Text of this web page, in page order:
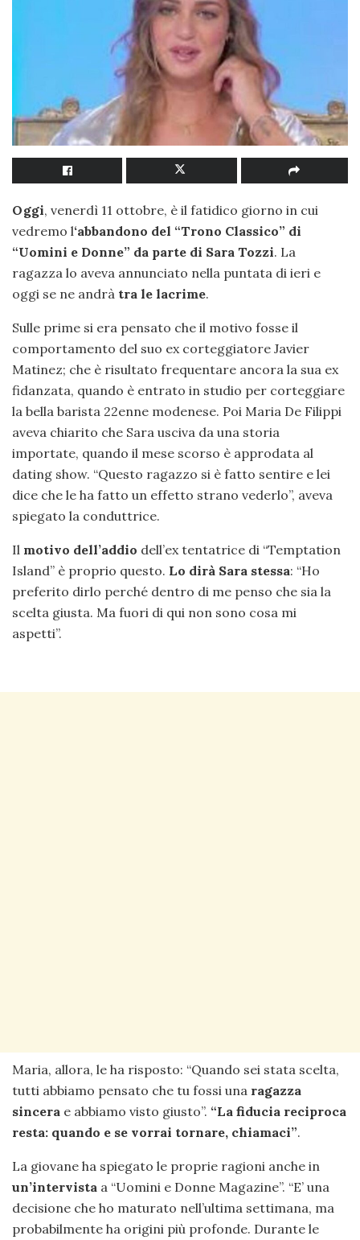
Oggi, venerdì 11 ottobre, è il fatidico giorno in cui
vedremo l‘abbandono del “Trono Classico” di
“Uomini e Donne” da parte di Sara Tozzi. La
ragazza lo aveva annunciato nella puntata di ieri e
oggi se ne andrà tra le lacrime.
Sulle prime si era pensato che il motivo fosse il
comportamento del suo ex corteggiatore Javier
Matinez; che è risultato frequentare ancora la sua ex
fidanzata, quando è entrato in studio per corteggiare
la bella barista 22enne modenese. Poi Maria De Filippi
aveva chiarito che Sara usciva da una storia
importate, quando il mese scorso è approdata al
dating show. “Questo ragazzo si è fatto sentire e lei
dice che le ha fatto un effetto strano vederlo”, aveva
spiegato la conduttrice.
Il motivo dell’addio dell’ex tentatrice di “Temptation
Island” è proprio questo. Lo dirà Sara stessa: “Ho
preferito dirlo perché dentro di me penso che sia la
scelta giusta. Ma fuori di qui non sono cosa mi
aspetti”.
Maria, allora, le ha risposto: “Quando sei stata scelta,
tutti abbiamo pensato che tu fossi una ragazza
sincera e abbiamo visto giusto”. “La fiducia reciproca
resta: quando e se vorrai tornare, chiamaci”.
La giovane ha spiegato le proprie ragioni anche in
un’intervista a “Uomini e Donne Magazine”. “E’ una
decisione che ho maturato nell’ultima settimana, ma
probabilmente ha origini più profonde. Durante le